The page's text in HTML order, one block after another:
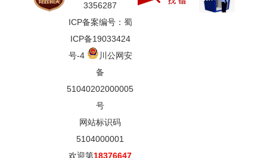
3356287
ICP备案编号：蜀
ICP备19033424
号-4
川公网安
备
51040202000005
号
网站标识码
5104000001
欢迎第18376647